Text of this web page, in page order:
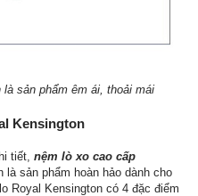
sản phẩm êm ái, thoải mái
Kensington
tiết, nệm lò xo cao cấp
là sản phẩm hoàn hảo dành cho
Royal Kensington có 4 đặc điểm